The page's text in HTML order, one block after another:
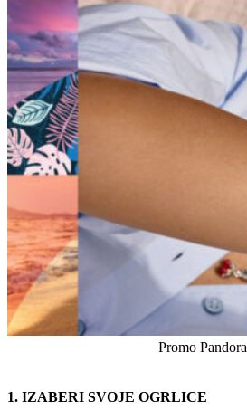
Promo Pandora
1. IZABERI SVOJE OGRLICE